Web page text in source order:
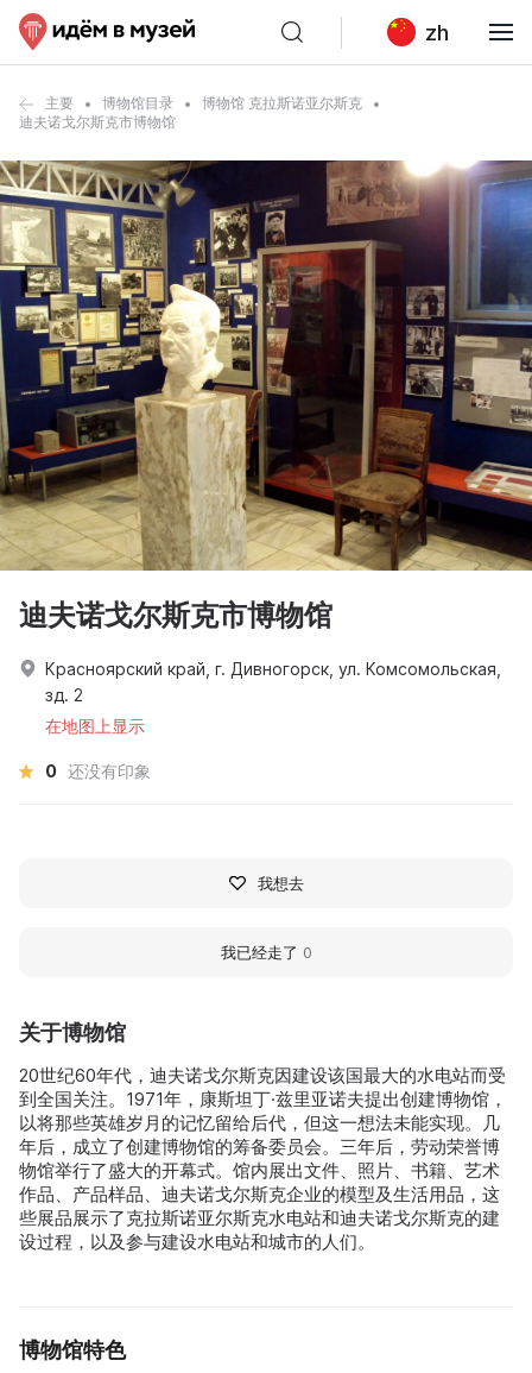
zh
主要 博物馆目录
博物馆 克拉斯诺亚尔斯克
迪夫诺戈尔斯克市博物馆
关于博物馆
20世纪60年代，迪夫诺戈尔斯克因建设该国最大的水电站而受
到全国关注。1971年，康斯坦丁·兹里亚诺夫提出创建博物馆，
以将那些英雄岁月的记忆留给后代，但这一想法未能实现。几
年后，成立了创建博物馆的筹备委员会。三年后，劳动荣誉博
物馆举行了盛大的开幕式。馆内展出文件、照片、书籍、艺术
作品、产品样品、迪夫诺戈尔斯克企业的模型及生活用品，这
些展品展示了克拉斯诺亚尔斯克水电站和迪夫诺戈尔斯克的建
设过程，以及参与建设水电站和城市的人们。
博物馆特色
迪夫诺戈尔斯克市博物馆
Красноярский край, г. Дивногорск, ул. Комсомольская,
зд. 2
在地图上显示
0 还没有印象
我想去
我已经走了 0